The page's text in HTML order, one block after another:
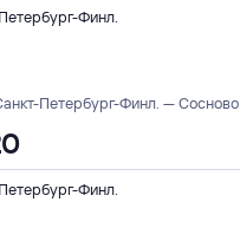
Финл.
Петербург-Финл. — Сосново
Финл.